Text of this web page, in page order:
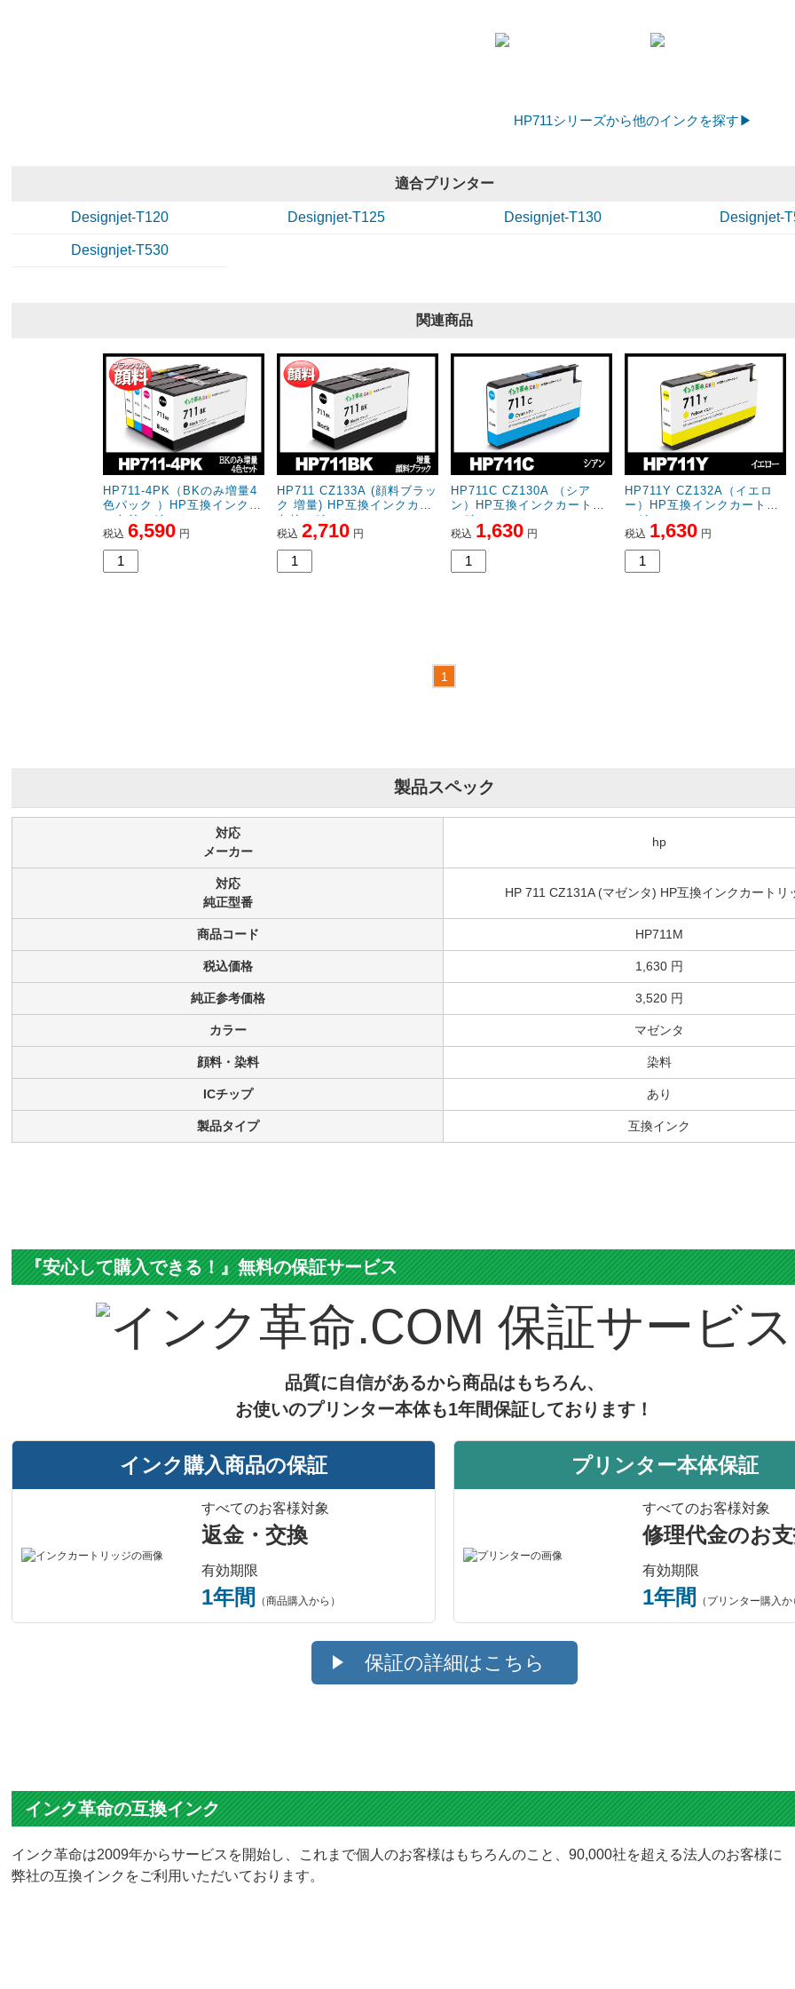
HP711シリーズから他のインクを探す▶
適合プリンター
Designjet-T120 Designjet-T125 Designjet-T130 Designjet-
Designjet-T530
関連商品
HP711-4PK（BKのみ増量4
色パック ）HP互換インクカ
ートリッジ
税込 6,590 円
HP711 CZ133A (顔料ブラッ
ク 増量) HP互換インクカー
トリッジ
税込 2,710 円
HP711C CZ130A （シア
ン）HP互換インクカートリ
ッジ
税込 1,630 円
HP711Y CZ132A（イエロ
ー）HP互換インクカートリ
ッジ
税込 1,630 円
製品スペック
対応
メーカー
hp
対応
純正型番
HP 711 CZ131A (マゼンタ) HP互換インクカートリ
商品コード HP711M
税込価格 1,630 円
純正参考価格 3,520 円
カラー マゼンタ
顔料・染料 染料
ICチップ あり
製品タイプ 互換インク
『安心して購入できる！』無料の保証サービス
保証サービス
品質に自信があるから商品はもちろん、
お使いのプリンター本体も1年間保証しております！
インク購入商品の保証
すべてのお客様対象
返金・交換
有効期限
1年間 （商品購入から）
プリンター本体保証
すべてのお客様対象
修理代金のお
有効期限
1年間 （プリンター購入
保証の詳細はこちら
インク革命の互換インク
インク革命は2009年からサービスを開始し、これまで個人のお客様はもちろんのこと、90,000社を超える法人のお客様に
弊社の互換インクをご利用いただいております。